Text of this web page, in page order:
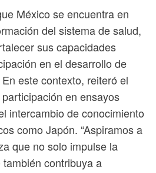
México se encuentra en
del sistema de salud,
sus capacidades
en el desarrollo de
este contexto, reiteró el
en ensayos
intercambio de conocimiento
como Japón. “Aspiramos a
que no solo impulse la
contribuya a